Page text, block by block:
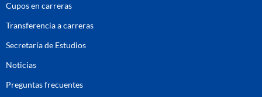
Cupos en carreras
Transferencia a carreras
Secretaría de Estudios
Noticias
Preguntas frecuentes